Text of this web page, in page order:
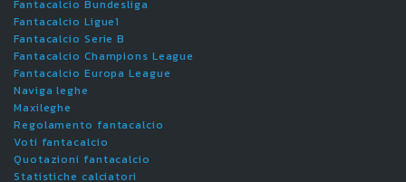
Fantacalcio Bundesliga
Fantacalcio Ligue1
Fantacalcio Serie B
Fantacalcio Champions League
Fantacalcio Europa League
Naviga leghe
Maxileghe
Regolamento fantacalcio
Voti fantacalcio
Quotazioni fantacalcio
Statistiche calciatori